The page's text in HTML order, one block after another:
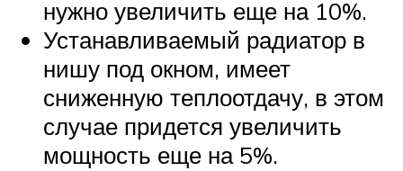
нужно увеличить еще на 10%.
Устанавливаемый радиатор в
нишу под окном, имеет
сниженную теплоотдачу, в этом
случае придется увеличить
мощность еще на 5%.